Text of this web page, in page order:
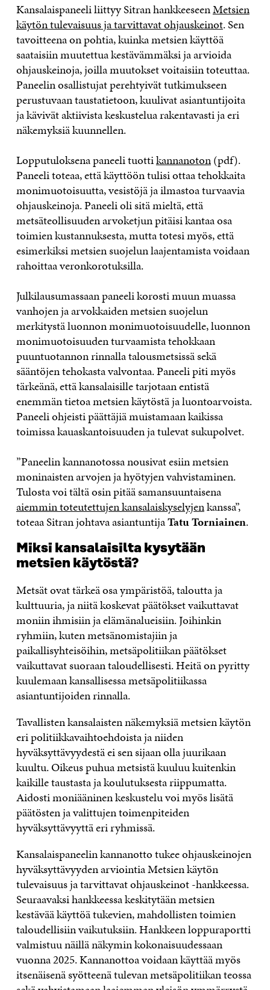
Kansalaispaneeli liittyy Sitran hankkeeseenMetsien
käytön tulevaisuus ja tarvittavat ohjauskeinot. Sen
tavoitteena on pohtia, kuinka metsien käyttöä
saataisiin muutettua kestävämmäksi ja arvioida
ohjauskeinoja, joilla muutokset voitaisiin toteuttaa.
Paneelin osallistujat perehtyivät tutkimukseen
perustuvaan taustatietoon, kuulivat asiantuntijoita
ja kävivät aktiivista keskustelua rakentavasti ja eri
näkemyksiä kuunnellen.
Lopputuloksena paneeli tuottikannanoton(pdf).
Paneeli toteaa, että käyttöön tulisi ottaa tehokkaita
monimuotoisuutta, vesistöjä ja ilmastoa turvaavia
ohjauskeinoja. Paneeli oli sitä mieltä, että
metsäteollisuuden arvoketjun pitäisi kantaa osa
toimien kustannuksesta, mutta totesi myös, että
esimerkiksi metsien suojelun laajentamista voidaan
rahoittaa veronkorotuksilla.
Julkilausumassaan paneeli korosti muun muassa
vanhojen ja arvokkaiden metsien suojelun
merkitystä luonnon monimuotoisuudelle, luonnon
monimuotoisuuden turvaamista tehokkaan
puuntuotannon rinnalla talousmetsissä sekä
sääntöjen tehokasta valvontaa. Paneeli piti myös
tärkeänä, että kansalaisille tarjotaan entistä
enemmän tietoa metsien käytöstä ja luontoarvoista.
Paneeli ohjeisti päättäjiä muistamaan kaikissa
toimissa kauaskantoisuuden ja tulevat sukupolvet.
”Paneelin kannanotossa nousivat esiin metsien
moninaisten arvojen ja hyötyjen vahvistaminen.
Tulosta voi tältä osin pitää samansuuntaisena
aiemmin toteutettujen kansalaiskyselyjenkanssa”,
toteaa Sitran johtava asiantuntijaTatu Torniainen.
Miksi kansalaisilta kysytään
metsien käytöstä?
Metsät ovat tärkeä osa ympäristöä, taloutta ja
kulttuuria, ja niitä koskevat päätökset vaikuttavat
moniin ihmisiin ja elämänalueisiin. Joihinkin
ryhmiin, kuten metsänomistajiin ja
paikallisyhteisöihin, metsäpolitiikan päätökset
vaikuttavat suoraan taloudellisesti. Heitä on pyritty
kuulemaan kansallisessa metsäpolitiikassa
asiantuntijoiden rinnalla.
Tavallisten kansalaisten näkemyksiä metsien käytön
eri politiikkavaihtoehdoista ja niiden
hyväksyttävyydestä ei sen sijaan olla juurikaan
kuultu. Oikeus puhua metsistä kuuluu kuitenkin
kaikille taustasta ja koulutuksesta riippumatta.
Aidosti moniääninen keskustelu voi myös lisätä
päätösten ja valittujen toimenpiteiden
hyväksyttävyyttä eri ryhmissä.
Kansalaispaneelin kannanotto tukee ohjauskeinojen
hyväksyttävyyden arviointia Metsien käytön
tulevaisuus ja tarvittavat ohjauskeinot -hankkeessa.
Seuraavaksi hankkeessa keskitytään metsien
kestävää käyttöä tukevien, mahdollisten toimien
taloudellisiin vaikutuksiin. Hankkeen loppuraportti
valmistuu näillä näkymin kokonaisuudessaan
vuonna 2025. Kannanottoa voidaan käyttää myös
itsenäisenä syötteenä tulevan metsäpolitiikan teossa